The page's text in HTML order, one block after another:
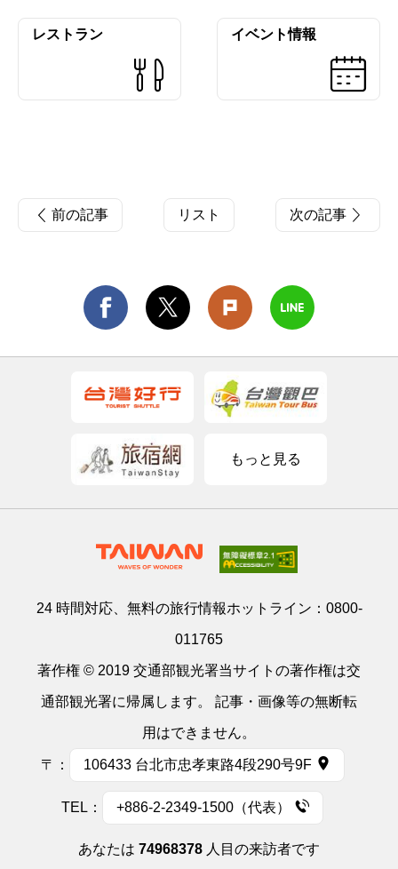
レストラン イベント情報
前の記事 リスト 次の記事
もっと見る
24 時間対応、無料の旅行情報ホットライン： 0800-
011765
著作権 © 2019 交通部観光署当サイトの著作権は交
通部観光署に帰属します。 記事・画像等の無断転
用はできません。
〒： 106433 台北市忠孝東路4段290号9F
TEL： +886-2-2349-1500（代表）
あなたは 74968378 人目の来訪者です